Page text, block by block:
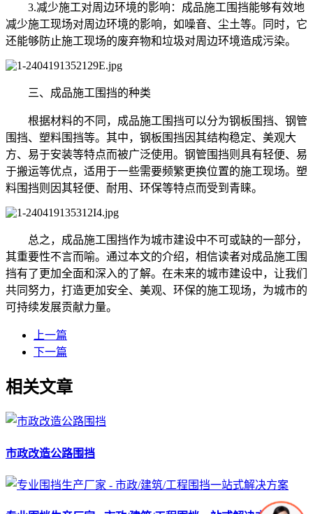
3.减少施工对周边环境的影响：成品施工围挡能够有效地
减少施工现场对周边环境的影响，如噪音、尘土等。同时，它
还能够防止施工现场的废弃物和垃圾对周边环境造成污染。
三、成品施工围挡的种类
根据材料的不同，成品施工围挡可以分为钢板围挡、钢管
围挡、塑料围挡等。其中，钢板围挡因其结构稳定、美观大
方、易于安装等特点而被广泛使用。钢管围挡则具有轻便、易
于搬运等优点，适用于一些需要频繁更换位置的施工现场。塑
料围挡则因其轻便、耐用、环保等特点而受到青睐。
总之，成品施工围挡作为城市建设中不可或缺的一部分，
其重要性不言而喻。通过本文的介绍，相信读者对成品施工围
挡有了更加全面和深入的了解。在未来的城市建设中，让我们
共同努力，打造更加安全、美观、环保的施工现场，为城市的
可持续发展贡献力量。
上一篇
下一篇
相关文章
市政改造公路围挡